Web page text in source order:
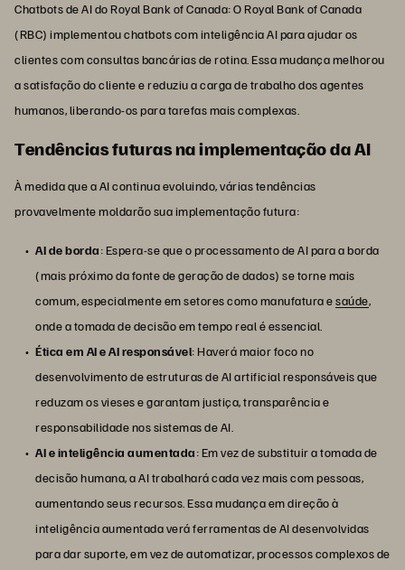
Chatbots de AI do Royal Bank of Canada: O Royal Bank of Canada
(RBC) implementou chatbots com inteligência AI para ajudar os
clientes com consultas bancárias de rotina. Essa mudança melhorou
a satisfação do cliente e reduziu a carga de trabalho dos agentes
humanos, liberando-os para tarefas mais complexas.
Tendências futuras na implementação da AI
À medida que a AI continua evoluindo, várias tendências
provavelmente moldarão sua implementação futura:
AI de borda: Espera-se que o processamento de AI para a borda
(mais próximo da fonte de geração de dados) se torne mais
comum, especialmente em setores como manufatura esaúde,
onde a tomada de decisão em tempo real é essencial.
Ética em AI e AI responsável: Haverá maior foco no
desenvolvimento de estruturas de AI artificial responsáveis que
reduzam os vieses e garantam justiça, transparência e
responsabilidade nos sistemas de AI.
AI e inteligência aumentada: Em vez de substituir a tomada de
decisão humana, a AI trabalhará cada vez mais com pessoas,
aumentando seus recursos. Essa mudança em direção à
inteligência aumentada verá ferramentas de AI desenvolvidas
para dar suporte, em vez de automatizar, processos complexos de